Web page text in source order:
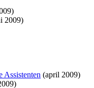
2009)
Assistenten (april 2009)